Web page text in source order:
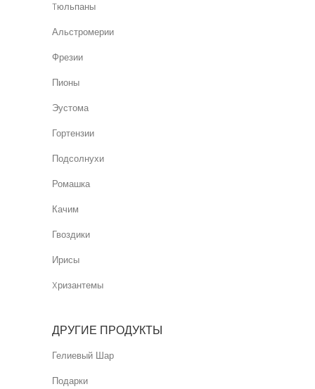
Tюльпаны
Альстромерии
Фрезии
Пионы
Эустома
Гортензии
Подсолнухи
Ромашка
Качим
Гвоздики
Ирисы
Xризантемы
ДРУГИЕ ПРОДУКТЫ
Гелиевый Шар
Подарки